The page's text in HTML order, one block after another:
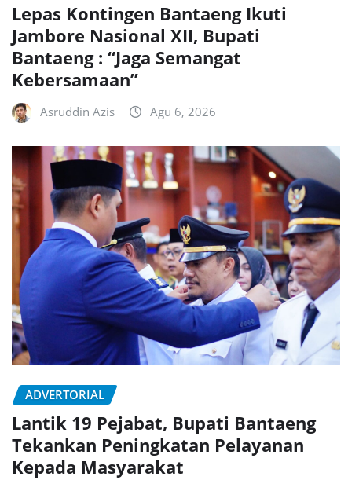
Lepas Kontingen Bantaeng Ikuti
Jambore Nasional XII, Bupati
Bantaeng : “Jaga Semangat
Kebersamaan”
Asruddin Azis Agu 6, 2026
ADVERTORIAL
Lantik 19 Pejabat, Bupati Bantaeng
Tekankan Peningkatan Pelayanan
Kepada Masyarakat